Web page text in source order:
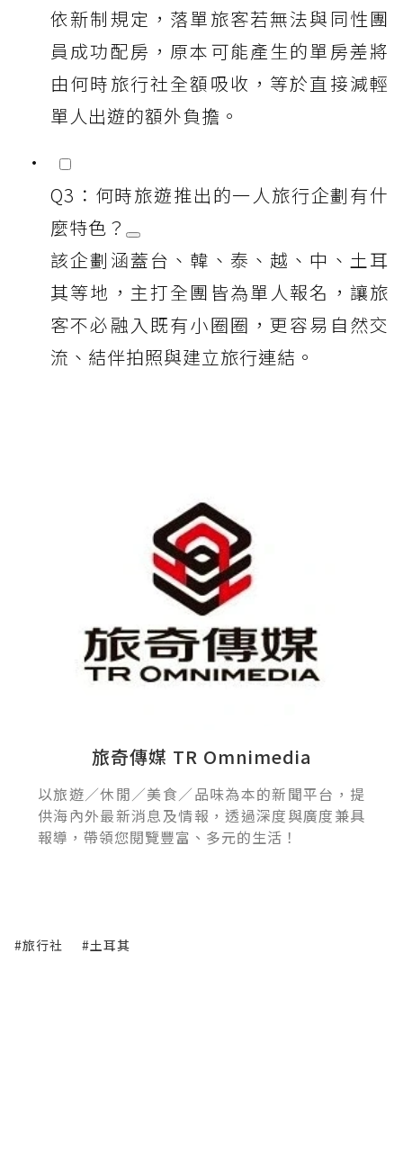
依新制規定，落單旅客若無法與同性團
員成功配房，原本可能產生的單房差將
由何時旅行社全額吸收，等於直接減輕
單人出遊的額外負擔。
Q3：何時旅遊推出的一人旅行企劃有什
麼特色？
該企劃涵蓋台、韓、泰、越、中、土耳
其等地，主打全團皆為單人報名，讓旅
客不必融入既有小圈圈，更容易自然交
流、結伴拍照與建立旅行連結。
旅奇傳媒 TR Omnimedia
以旅遊／休閒／美食／品味為本的新聞平台，提
供海內外最新消息及情報，透過深度與廣度兼具
報導，帶領您閱覽豐富、多元的生活！
#旅行社 #土耳其